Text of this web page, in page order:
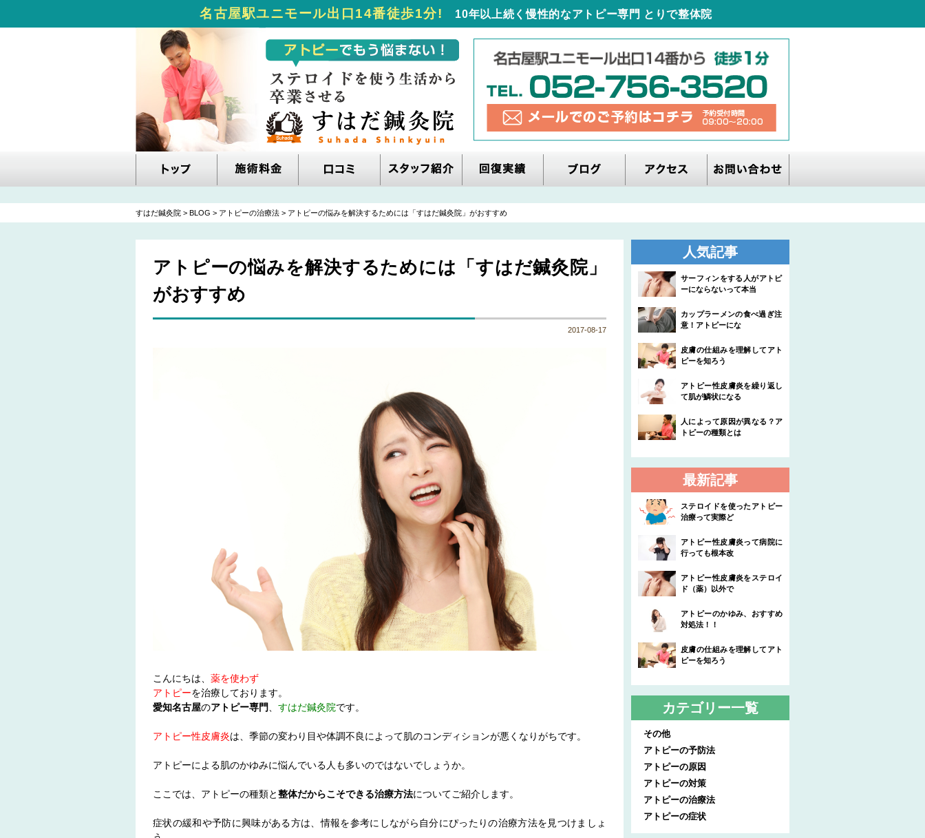
名古屋駅ユニモール出口14番徒歩1分! 10年以上続く慢性的なアトピー専門 とりで整体院
すはだ鍼灸院 > BLOG > アトピーの治療法 > アトピーの悩みを解決するためには「すはだ鍼灸院」がおすすめ
アトピーの悩みを解決するためには「すはだ鍼灸院」
がおすすめ
2017-08-17
こんにちは、 薬を使わず
アトピーを治療しております。
愛知名古屋のアトピー専門 すはだ鍼灸院です。
アトピー性皮膚炎は、季節の変わり目や体調不良によって肌のコンディションが悪くなりがちです。
アトピーによる肌のかゆみに悩んでいる人も多いのではないでしょうか。
ここでは、アトピーの種類と整体だからこそできる治療方法についてご紹介します。
症状の緩和や予防に興味がある方は、情報を参考にしながら自分にぴったりの治療方法を見つけましょ
人気記事
サーフィンをする人がアトピ
ーにならないって本当
カップラーメンの食べ過ぎ注
意！アトピーにな
皮膚の仕組みを理解してアト
ピーを知ろう
アトピー性皮膚炎を繰り返し
て肌が鱗状になる
人によって原因が異なる？ア
トピーの種類とは
最新記事
ステロイドを使ったアトピー
治療って実際ど
アトピー性皮膚炎って病院に
行っても根本改
アトピー性皮膚炎をステロイ
ド（薬）以外で
アトピーのかゆみ、おすすめ
対処法！！
皮膚の仕組みを理解してアト
ピーを知ろう
カテゴリー一覧
その他
アトピーの予防法
アトピーの原因
アトピーの対策
アトピーの治療法
アトピーの症状